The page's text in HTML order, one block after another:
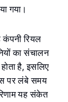
गया।
कंपनी रियल
का संचालन
है, इसलिए
पर लंबे समय
यह संकेत